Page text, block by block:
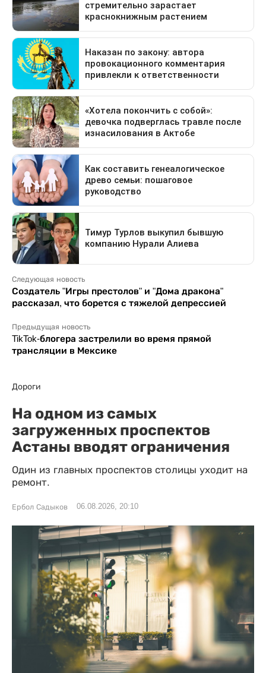
Следующая новость
Создатель "Игры престолов" и "Дома дракона"
рассказал, что борется с тяжелой депрессией
Предыдущая новость
TikTok-блогера застрелили во время прямой
трансляции в Мексике
Дороги
На одном из самых
загруженных проспектов
Астаны вводят ограничения
Один из главных проспектов столицы уходит на
ремонт.
Ербол Садыков 06.08.2026, 20:10